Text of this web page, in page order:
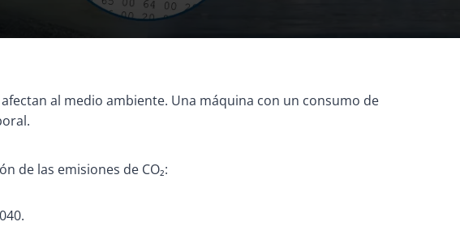
al medio ambiente. Una máquina con un consumo de
de las emisiones de CO₂: